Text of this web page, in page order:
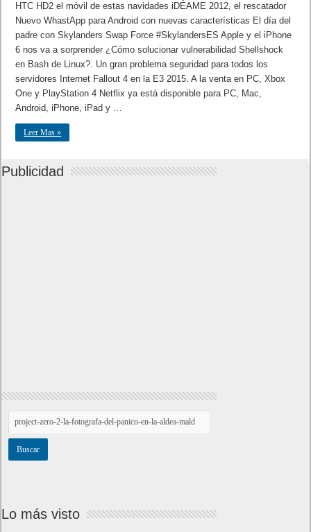
HTC HD2 el móvil de estas navidades iDÉAME 2012, el rescatador
Nuevo WhastApp para Android con nuevas características El día del
padre con Skylanders Swap Force #SkylandersES Apple y el iPhone
6 nos va a sorprender ¿Cómo solucionar vulnerabilidad Shellshock
en Bash de Linux?. Un gran problema seguridad para todos los
servidores Internet Fallout 4 en la E3 2015. A la venta en PC, Xbox
One y PlayStation 4 Netflix ya está disponible para PC, Mac,
Android, iPhone, iPad y …
Leer Mas »
Publicidad
Lo más visto